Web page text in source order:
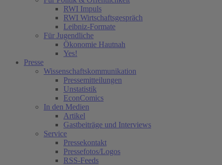
RWI Impuls
RWI Wirtschaftsgespräch
Leibniz-Formate
Für Jugendliche
Ökonomie Hautnah
Yes!
Presse
Wissenschaftskommunikation
Pressemitteilungen
Unstatistik
EconComics
In den Medien
Artikel
Gastbeiträge und Interviews
Service
Pressekontakt
Pressefotos/Logos
RSS-Feeds